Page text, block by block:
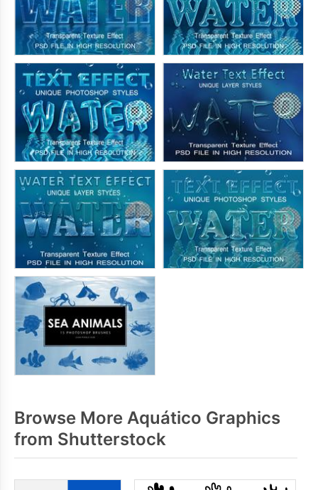
Browse More Aquático Graphics
from Shutterstock